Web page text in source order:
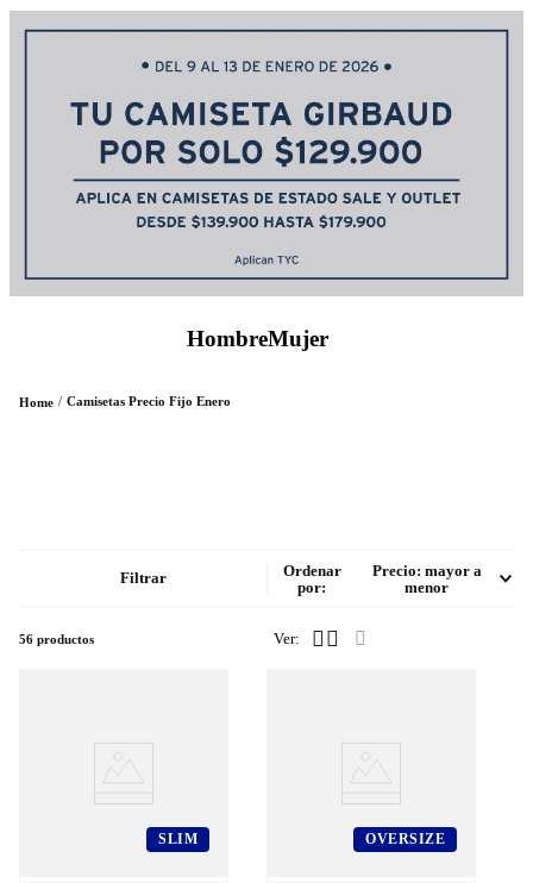
HombreMujer
Camisetas Precio Fijo Enero
Filtrar
Ordenar
por
Precio: mayor a
menor
56 productos
SLIM OVERSIZE